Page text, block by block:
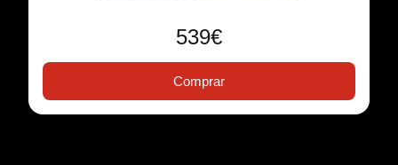
539€
Comprar